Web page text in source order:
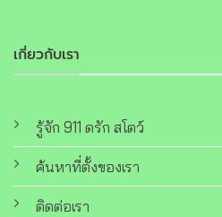
เกี่ยวกับเรา
รู้จัก 911 ดรัก สโตว์
ค้นหาที่ตั้งของเรา
ติดต่อเรา